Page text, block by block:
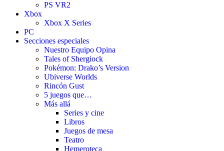
PS VR2
Xbox
Xbox X Series
PC
Secciones especiales
Nuestro Equipo Opina
Tales of Shergiock
Pokémon: Drako’s Version
Ubiverse Worlds
Rincón Gust
5 juegos que…
Más allá
Series y cine
Libros
Juegos de mesa
Teatro
Hemeroteca